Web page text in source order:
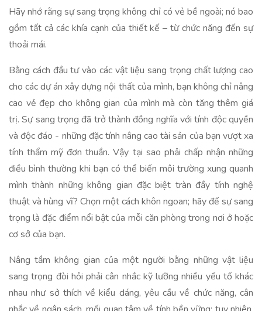
Hãy nhớ rằng sự sang trọng không chỉ có vẻ bề ngoài; nó bao
gồm tất cả các khía cạnh của thiết kế – từ chức năng đến sự
thoải mái.
Bằng cách đầu tư vào các vật liệu sang trọng chất lượng cao
cho các dự án xây dựng nội thất của mình, bạn không chỉ nâng
cao vẻ đẹp cho không gian của mình mà còn tăng thêm giá
trị. Sự sang trọng đã trở thành đồng nghĩa với tính độc quyền
và độc đáo - những đặc tính nâng cao tài sản của bạn vượt xa
tính thẩm mỹ đơn thuần. Vậy tại sao phải chấp nhận những
điều bình thường khi bạn có thể biến môi trường xung quanh
mình thành những không gian đặc biệt tràn đầy tính nghệ
thuật và hùng vĩ? Chọn một cách khôn ngoan; hãy để sự sang
trọng là đặc điểm nổi bật của mỗi căn phòng trong nơi ở hoặc
cơ sở của bạn.
Nâng tầm không gian của một người bằng những vật liệu
sang trọng đòi hỏi phải cân nhắc kỹ lưỡng nhiều yếu tố khác
nhau như sở thích về kiểu dáng, yêu cầu về chức năng, cân